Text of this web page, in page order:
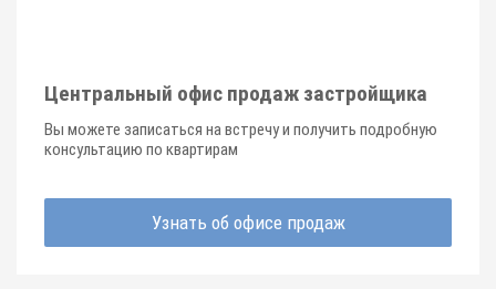
Центральный офис продаж застройщика
Вы можете записаться на встречу и получить подробную
консультацию по квартирам
Узнать об офисе продаж